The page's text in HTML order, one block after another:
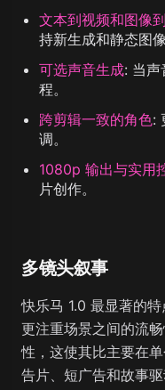
文本到视频和图像
持新生成和静态图像
可选声音生成: 当声
程。
跨剪辑一致的角色:
调。
1080p 输出与实用
片创作。
多镜头叙事
快乐马 1.0 最显著的
更注重场景之间的流
性，这使其比主要在
告片、短广告和故事驱